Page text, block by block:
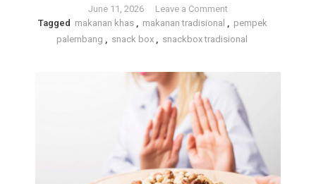
June 11, 2026 Leave a Commenton
Pempek
Palembang:
Sumatra
Selatan
Kaya
Varian
Tagged makanan khas makanan tradisional
pempek
palembang
snack box snackbox tradisional